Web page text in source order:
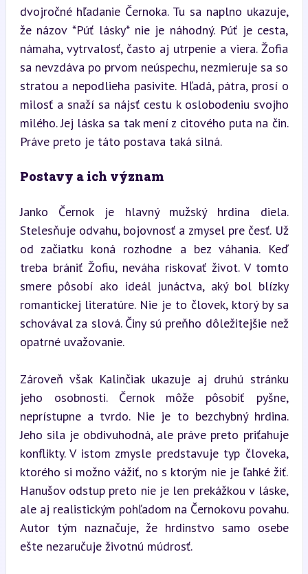
dvojročné hľadanie Černoka. Tu sa naplno ukazuje,
že názov *Púť lásky* nie je náhodný. Púť je cesta,
námaha, vytrvalosť, často aj utrpenie a viera. Žofia
sa nevzdáva po prvom neúspechu, nezmieruje sa so
stratou a nepodlieha pasivite. Hľadá, pátra, prosí o
milosť a snaží sa nájsť cestu k oslobodeniu svojho
milého. Jej láska sa tak mení z citového puta na čin.
Práve preto je táto postava taká silná.
Postavy a ich význam
Janko Černok je hlavný mužský hrdina diela.
Stelesňuje odvahu, bojovnosť a zmysel pre česť. Už
od začiatku koná rozhodne a bez váhania. Keď
treba brániť Žofiu, neváha riskovať život. V tomto
smere pôsobí ako ideál junáctva, aký bol blízky
romantickej literatúre. Nie je to človek, ktorý by sa
schovával za slová. Činy sú preňho dôležitejšie než
opatrné uvažovanie.
Zároveň však Kalinčiak ukazuje aj druhú stránku
jeho osobnosti. Černok môže pôsobiť pyšne,
neprístupne a tvrdo. Nie je to bezchybný hrdina.
Jeho sila je obdivuhodná, ale práve preto priťahuje
konflikty. V istom zmysle predstavuje typ človeka,
ktorého si možno vážiť, no s ktorým nie je ľahké žiť.
Hanušov odstup preto nie je len prekážkou v láske,
ale aj realistickým pohľadom na Černokovu povahu.
Autor tým naznačuje, že hrdinstvo samo osebe
ešte nezaručuje životnú múdrosť.